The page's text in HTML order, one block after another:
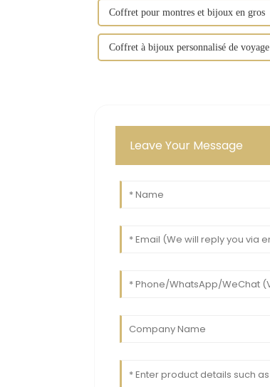
Coffret pour montres et bijoux en gros
Coffret à bijoux personnalisé de voyage
Leave Your Message